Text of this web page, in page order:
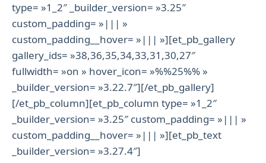
type= »1_2″ _builder_version= »3.25″
custom_padding= »||| »
custom_padding__hover= »||| »][et_pb_gallery
gallery_ids= »38,36,35,34,33,31,30,27″
fullwidth= »on » hover_icon= »%%25%% »
_builder_version= »3.22.7″][/et_pb_gallery]
[/et_pb_column][et_pb_column type= »1_2″
_builder_version= »3.25″ custom_padding= »||| »
custom_padding__hover= »||| »][et_pb_text
_builder_version= »3.27.4″]